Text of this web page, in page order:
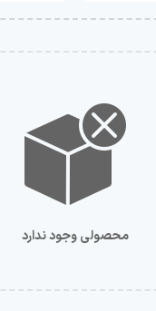
محصولی وجود ندارد